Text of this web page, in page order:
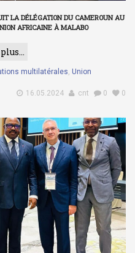
LA DÉLÉGATION DU CAMEROUN AU
AFRICAINE À MALABO
multilatérales, Union
16.05.2024
cnt 0 0